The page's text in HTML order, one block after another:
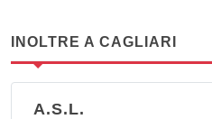
INOLTRE A CAGLIARI
A.S.L.